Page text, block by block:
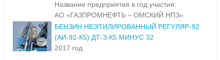
Название предприятия в год участия:
АО «ГАЗПРОМНЕФТЬ – ОМСКИЙ НПЗ»
БЕНЗИН НЕЭТИЛИРОВАННЫЙ РЕГУЛЯР-92
(АИ-92-К5) ДТ-З-К5 МИНУС 32
2017 год